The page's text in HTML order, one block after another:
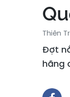
Thiên
Đợt
hãng